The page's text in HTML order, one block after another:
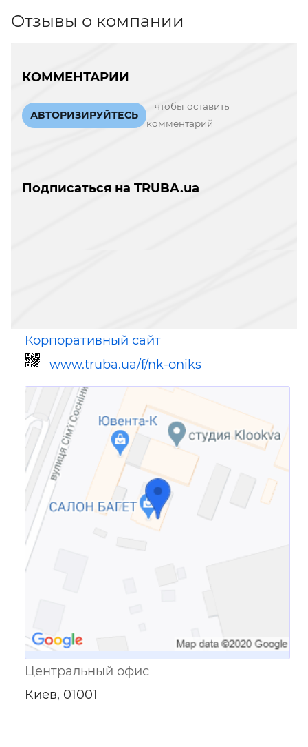
Отзывы о компании
КОММЕНТАРИИ
АВТОРИЗИРУЙТЕСЬ
чтобы оставить
комментарий
Подписаться на TRUBA.ua
Корпоративный сайт
www.truba.ua/f/nk-oniks
Ссылка для мобильных устройств
Центральный офис
Киев, 01001